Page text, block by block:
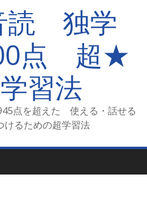
読 独学
点 超★
習法
点を超えた 使える・話せる
けるための超学習法